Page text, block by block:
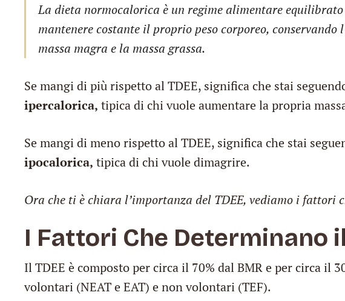
La dieta normocalorica è un regime alimentare equilibrato
mantenere costante il proprio peso corporeo,
massa magra e la massa grassa.
Se mangi di più rispetto al TDEE, significa che stai
ipercalorica, tipica di chi vuole aumentare la propria
Se mangi di meno rispetto al TDEE, significa che stai
ipocalorica, tipica di chi vuole dimagrire.
Ora che ti è chiara l’importanza del TDEE, vediamo i fattori
I Fattori Che Determinano il
Il TDEE è composto per circa il 70% dal BMR e per circa il
volontari (NEAT e EAT) e non volontari (TEF).